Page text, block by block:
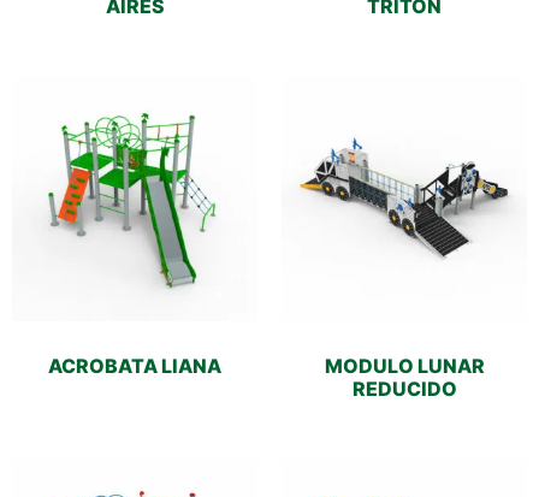
AIRES
TRITON
ACROBATA LIANA
MODULO LUNAR
REDUCIDO